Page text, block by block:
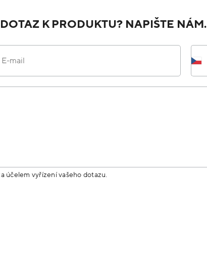
K PRODUKTU? NAPIŠTE NÁM.
E-mail
účelem vyřízení vašeho dotazu.